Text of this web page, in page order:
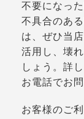
不要になっ
不具合のあ
は、ぜひ当
活用し、壊
しょう。詳
お電話でお
お客様のご